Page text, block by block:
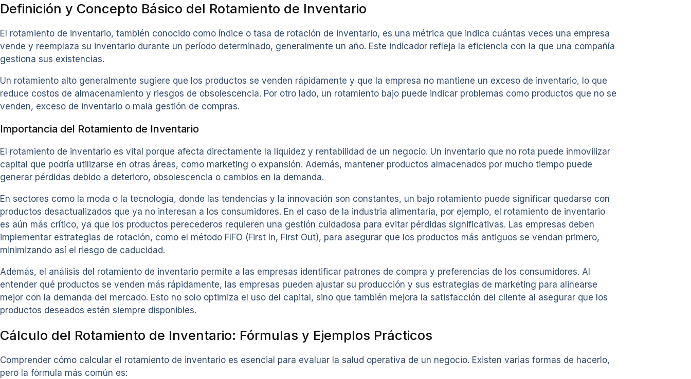
Definición y Concepto Básico del Rotamiento de Inventario
El rotamiento de inventario, también conocido como índice o tasa de rotación de inventario, es una métrica que indica cuántas veces una empresa
vende y reemplaza su inventario durante un período determinado, generalmente un año. Este indicador refleja la eficiencia con la que una compañía
gestiona sus existencias.
Un rotamiento alto generalmente sugiere que los productos se venden rápidamente y que la empresa no mantiene un exceso de inventario, lo que
reduce costos de almacenamiento y riesgos de obsolescencia. Por otro lado, un rotamiento bajo puede indicar problemas como productos que no se
venden, exceso de inventario o mala gestión de compras.
Importancia del Rotamiento de Inventario
El rotamiento de inventario es vital porque afecta directamente la liquidez y rentabilidad de un negocio. Un inventario que no rota puede inmovilizar
capital que podría utilizarse en otras áreas, como marketing o expansión. Además, mantener productos almacenados por mucho tiempo puede
generar pérdidas debido a deterioro, obsolescencia o cambios en la demanda.
En sectores como la moda o la tecnología, donde las tendencias y la innovación son constantes, un bajo rotamiento puede significar quedarse con
productos desactualizados que ya no interesan a los consumidores. En el caso de la industria alimentaria, por ejemplo, el rotamiento de inventario
es aún más crítico, ya que los productos perecederos requieren una gestión cuidadosa para evitar pérdidas significativas. Las empresas deben
implementar estrategias de rotación, como el método FIFO (First In, First Out), para asegurar que los productos más antiguos se vendan primero,
minimizando así el riesgo de caducidad.
Además, el análisis del rotamiento de inventario permite a las empresas identificar patrones de compra y preferencias de los consumidores. Al
entender qué productos se venden más rápidamente, las empresas pueden ajustar su producción y sus estrategias de marketing para alinearse
mejor con la demanda del mercado. Esto no solo optimiza el uso del capital, sino que también mejora la satisfacción del cliente al asegurar que los
productos deseados estén siempre disponibles.
Cálculo del Rotamiento de Inventario: Fórmulas y Ejemplos Prácticos
Comprender cómo calcular el rotamiento de inventario es esencial para evaluar la salud operativa de un negocio. Existen varias formas de hacerlo,
pero la fórmula más común es: